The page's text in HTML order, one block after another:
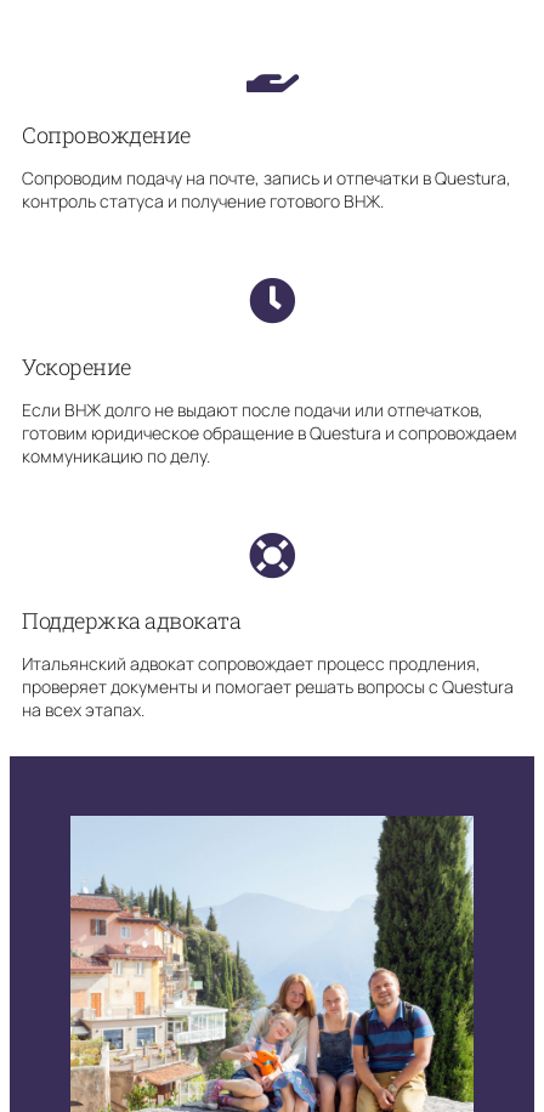
Сопровождение
Сопроводим подачу на почте, запись и отпечатки в Questura,
контроль статуса и получение готового ВНЖ.
Ускорение
Если ВНЖ долго не выдают после подачи или отпечатков,
готовим юридическое обращение в Questura и сопровождаем
коммуникацию по делу.
Поддержка адвоката
Итальянский адвокат сопровождает процесс продления,
проверяет документы и помогает решать вопросы с Questura
на всех этапах.